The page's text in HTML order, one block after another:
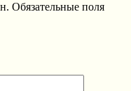
Обязательные поля